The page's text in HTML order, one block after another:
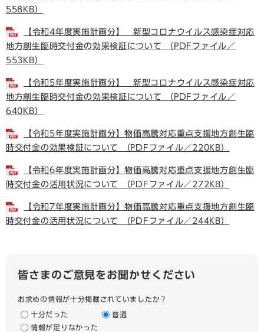
558KB）
【令和4年度実施計画分】 新型コロナウイルス感染症対応
地方創生臨時交付金の効果検証について （PDFファイル／
553KB）
【令和5年度実施計画分】 新型コロナウイルス感染症対応
地方創生臨時交付金の効果検証について （PDFファイル／
640KB）
【令和5年度実施計画分】物価高騰対応重点支援地方創生臨
時交付金の効果検証について （PDFファイル／220KB）
【令和6年度実施計画分】物価高騰対応重点支援地方創生臨
時交付金の活用状況について （PDFファイル／272KB）
【令和7年度実施計画分】物価高騰対応重点支援地方創生臨
時交付金の活用状況について （PDFファイル／244KB）
皆さまのご意見をお聞かせください
お求めの情報が十分掲載されていましたか？
十分だった
普通
情報が足りなかった